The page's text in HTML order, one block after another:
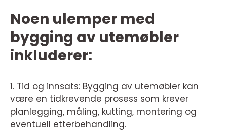
Noen ulemper med
bygging av utemøbler
inkluderer:
1. Tid og innsats: Bygging av utemøbler kan
være en tidkrevende prosess som krever
planlegging, måling, kutting, montering og
eventuell etterbehandling.